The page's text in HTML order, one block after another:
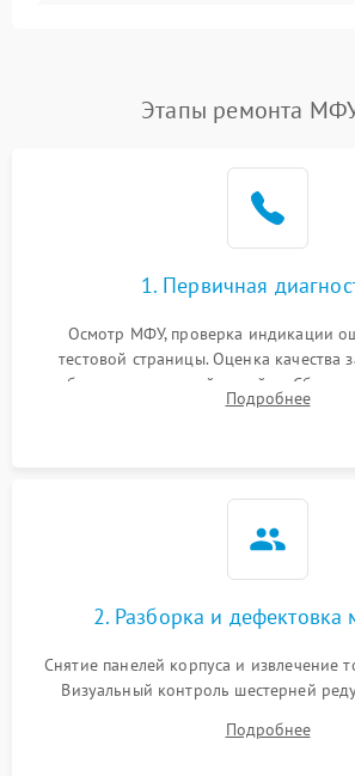
Этапы ремонта
1. Первичная
Осмотр МФУ, проверка индикации
тестовой страницы. Оценка качества
работы сканирующей линейки. Сбор
дефектах изображения илиПодробнее
2. Разборка и дефектовка
Снятие панелей корпуса и извлечение
Визуальный контроль шестерней
захвата, термопленки и прижимного
Проверка оптики сканера на
Подробнее